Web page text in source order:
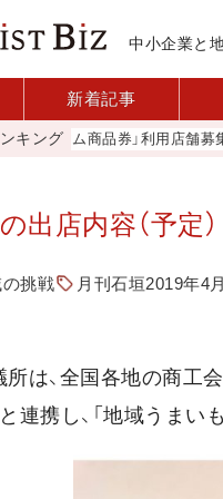
中小企業と
新着記事
キング
商品券」利用店舗募集中（青森商
出店内容（予定）
挑戦 月刊石垣2019年4
所は、全国各地の商工
連携し、「地域うま